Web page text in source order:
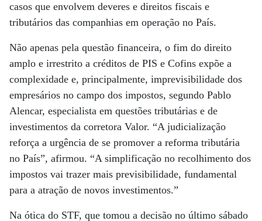
casos que envolvem deveres e direitos fiscais e
tributários das companhias em operação no País.
Não apenas pela questão financeira, o fim do direito
amplo e irrestrito a créditos de PIS e Cofins expõe a
complexidade e, principalmente, imprevisibilidade dos
empresários no campo dos impostos, segundo Pablo
Alencar, especialista em questões tributárias e de
investimentos da corretora Valor. “A judicialização
reforça a urgência de se promover a reforma tributária
no País”, afirmou. “A simplificação no recolhimento dos
impostos vai trazer mais previsibilidade, fundamental
para a atração de novos investimentos.”
Na ótica do STF, que tomou a decisão no último sábado